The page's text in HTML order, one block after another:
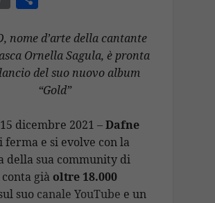
at
s
A
p
gr
a
m
e
dI
n
p
c
h
p
y
Li
k
n
di
vi
nome d’arte della cantante
Ornella Sagula, è pronta
del suo nuovo album
“Gold”
dicembre 2021 –Dafne
ferma e si evolve con la
della sua community di
già oltre 18.000
suo canale YouTube e un